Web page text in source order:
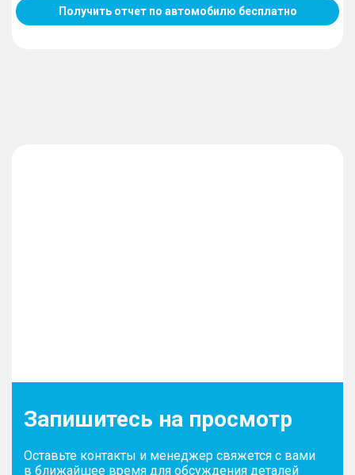
Получить отчет по автомобилю бесплатно
Запишитесь на просмотр
Оставьте контакты и менеджер свяжется с вами
в ближайшее время для обсуждения деталей